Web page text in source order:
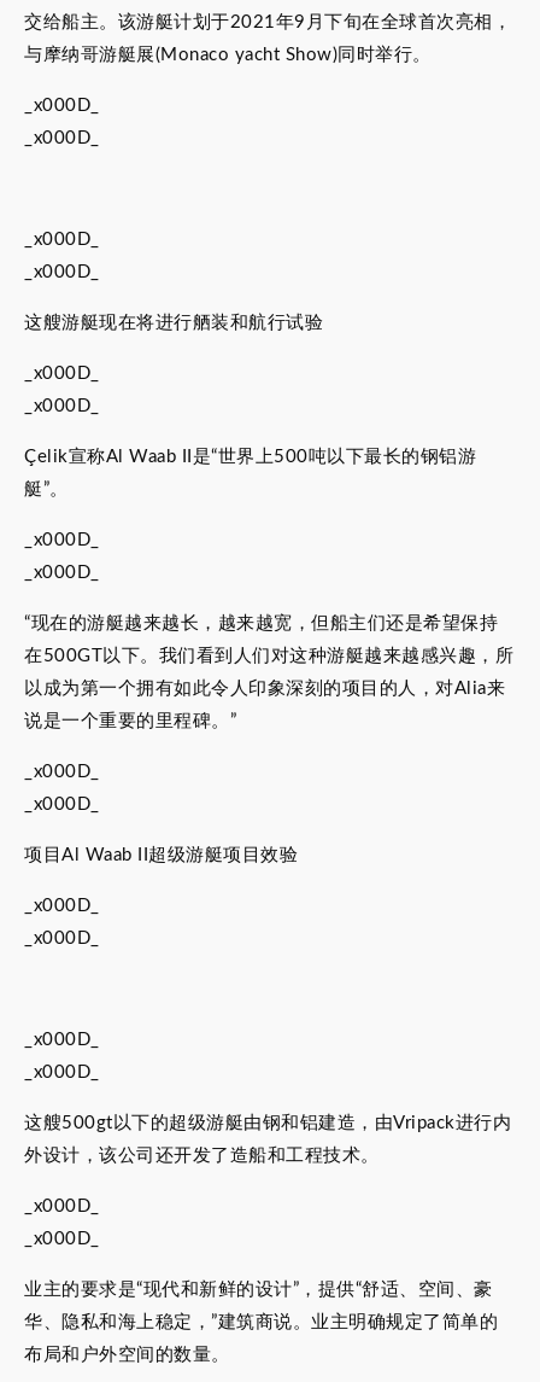
交给船主。该游艇计划于2021年9月下旬在全球首次亮相，
与摩纳哥游艇展(Monaco yacht Show)同时举行。
_x000D_
_x000D_
_x000D_
_x000D_
这艘游艇现在将进行舾装和航行试验
_x000D_
_x000D_
Çelik宣称Al Waab II是“世界上500吨以下最长的钢铝游
艇”。
_x000D_
_x000D_
“现在的游艇越来越长，越来越宽，但船主们还是希望保持
在500GT以下。我们看到人们对这种游艇越来越感兴趣，所
以成为第一个拥有如此令人印象深刻的项目的人，对Alia来
说是一个重要的里程碑。”
_x000D_
_x000D_
项目Al Waab II超级游艇项目效验
_x000D_
_x000D_
_x000D_
_x000D_
这艘500gt以下的超级游艇由钢和铝建造，由Vripack进行内
外设计，该公司还开发了造船和工程技术。
_x000D_
_x000D_
业主的要求是“现代和新鲜的设计”，提供“舒适、空间、豪
华、隐私和海上稳定，”建筑商说。业主明确规定了简单的
布局和户外空间的数量。